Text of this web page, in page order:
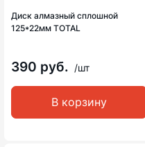
Диск алмазный сплошной
125*22мм TOTAL
390 руб. /шт
В корзину